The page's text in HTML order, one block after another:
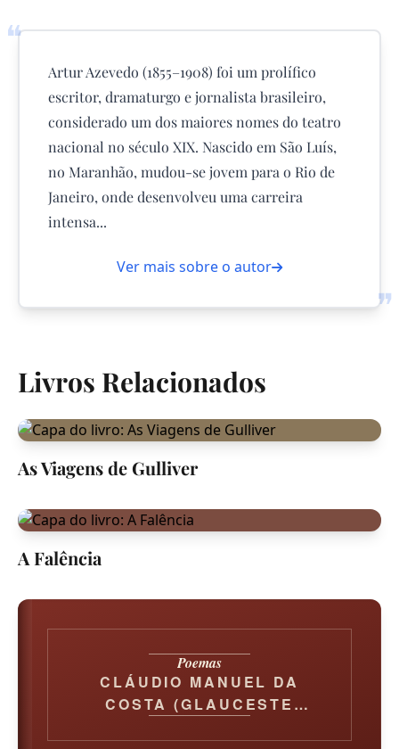
❝
❞
Artur Azevedo (1855–1908) foi um prolífico
escritor, dramaturgo e jornalista brasileiro,
considerado um dos maiores nomes do teatro
nacional no século XIX. Nascido em São Luís,
no Maranhão, mudou-se jovem para o Rio de
Janeiro, onde desenvolveu uma carreira
intensa...
Ver mais sobre o autor
Livros Relacionados
As Viagens de Gulliver
A Falência
Poemas
CLÁUDIO MANUEL DA
COSTA (GLAUCESTE